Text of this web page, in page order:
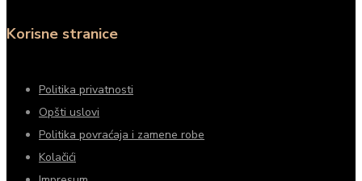
Korisne stranice
Politika privatnosti
Opšti uslovi
Politika povraćaja i zamene robe
Kolačići